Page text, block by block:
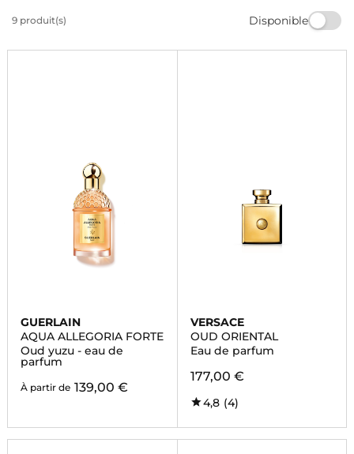
parfum parfait qui vous correspond. Offrez-vous un
9 produit(s) Disponible
GUERLAIN
AQUA ALLEGORIA FORTE
Oud yuzu - eau de
parfum
À partir de 139,00 €
VERSACE
OUD ORIENTAL
Eau de parfum
177,00 €
4,8 (4)